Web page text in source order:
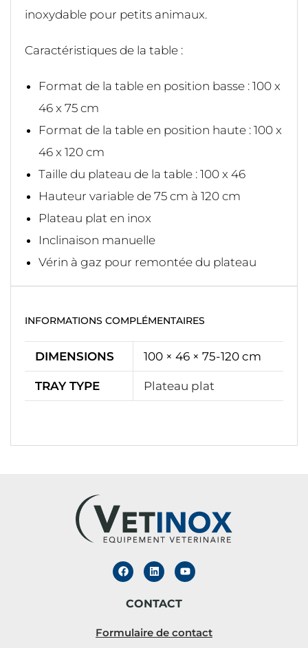
inoxydable pour petits animaux.
Caractéristiques de la table :
Format de la table en position basse : 100 x
46 x 75 cm
Format de la table en position haute : 100 x
46 x 120 cm
Taille du plateau de la table : 100 x 46
Hauteur variable de 75 cm à 120 cm
Plateau plat en inox
Inclinaison manuelle
Vérin à gaz pour remontée du plateau
INFORMATIONS COMPLÉMENTAIRES
DIMENSIONS 100 × 46 × 75-120 cm
TRAY TYPE Plateau plat
CONTACT
Formulaire de contact